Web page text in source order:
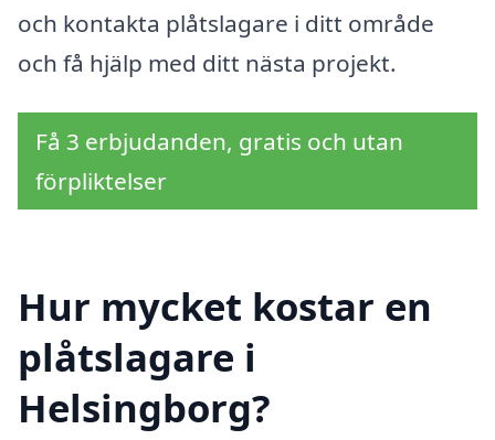
och kontakta plåtslagare i ditt område
och få hjälp med ditt nästa projekt.
Få 3 erbjudanden, gratis och utan
förpliktelser
Hur mycket kostar en
plåtslagare i
Helsingborg?